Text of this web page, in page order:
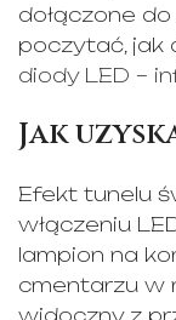
dołączone
poczytać, jak
diody LED –
Jak
Efekt tunelu
włączeniu
lampion na
cmentarzu w
widoczny z